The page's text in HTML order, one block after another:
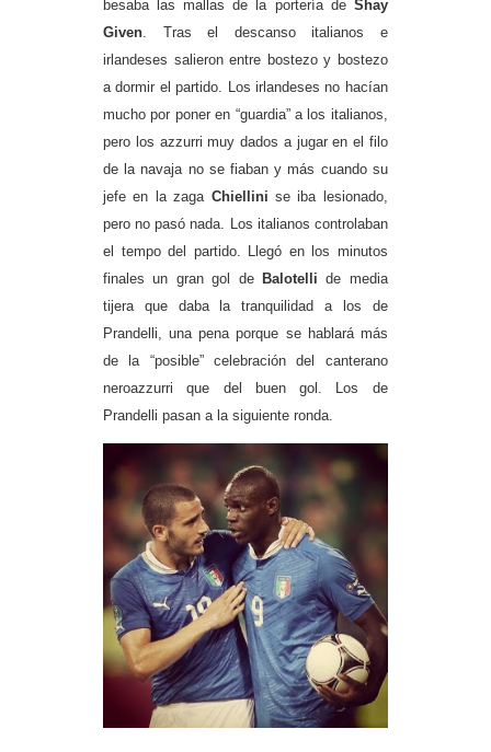
besaba las mallas de la portería de Shay
Given . Tras el descanso italianos e
irlandeses salieron entre bostezo y bostezo
a dormir el partido. Los irlandeses no hacían
mucho por poner en “guardia” a los italianos,
pero los azzurri muy dados a jugar en el filo
de la navaja no se fiaban y más cuando su
jefe en la zaga Chiellini se iba lesionado,
pero no pasó nada. Los italianos controlaban
el tempo del partido. Llegó en los minutos
finales un gran gol de Balotellide media
tijera que daba la tranquilidad a los de
Prandelli, una pena porque se hablará más
de la “posible” celebración del canterano
neroazzurri que del buen gol. Los de
Prandelli pasan a la siguiente ronda.